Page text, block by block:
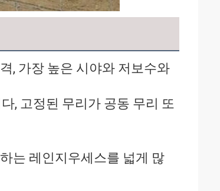
, 가장 높은 시야와 저보수와
, 고정된 무리가 공동 무리 또
는 레인지우세스를 넓게 많